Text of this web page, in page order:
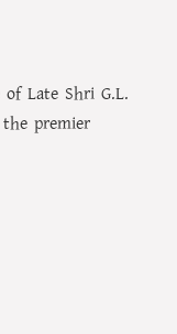
of Late Shri G.L.
premier